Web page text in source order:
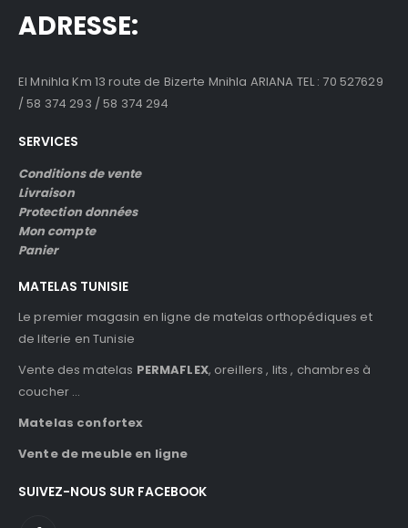
ADRESSE:
El Mnihla Km 13 route de Bizerte Mnihla ARIANA TEL : 70 527629
/ 58 374 293 / 58 374 294
SERVICES
Conditions de vente
Livraison
Protection données
Mon compte
Panier
MATELAS TUNISIE
Le premier magasin en ligne de matelas orthopédiques et
de literie en Tunisie
Vente des matelas PERMAFLEX, oreillers , lits , chambres à
coucher …
Matelas confortex
Vente de meuble en ligne
SUIVEZ-NOUS SUR FACEBOOK